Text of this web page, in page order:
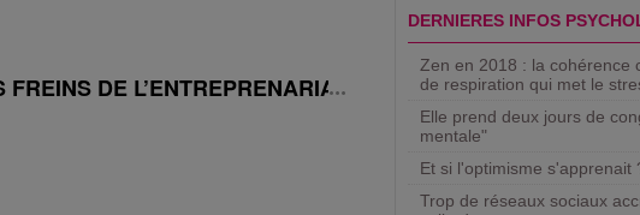
DE L’ENTREPRENARIAT FÉMININ
DERNIERES INFOS
Zen en 2018 : la cohérence
de respiration qui met le
Elle prend deux jours de
mentale"
Et si l'optimisme s'apprenait
Trop de réseaux sociaux